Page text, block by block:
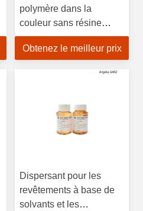
polymère dans la
couleur sans résine
Paste haute jetness
Carbon Black
Obtenez le meilleur prix
Dispersant pour les
revêtements à base de
solvants et les